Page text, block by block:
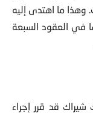
وهذا ما اهتدى إليه
في العقود السبعة
شيراك قد قرر إجراء